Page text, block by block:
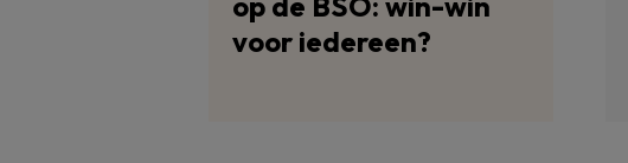
voor iedereen?